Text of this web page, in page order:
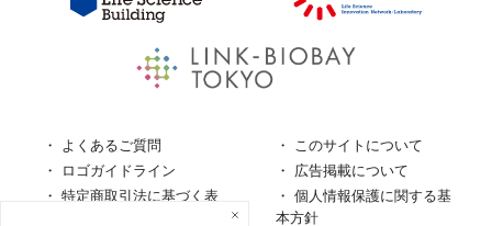
よくあるご質問
このサイトについて
ロゴガイドライン
広告掲載について
特定商取引法に基づく表
個人情報保護に関する基
本方針